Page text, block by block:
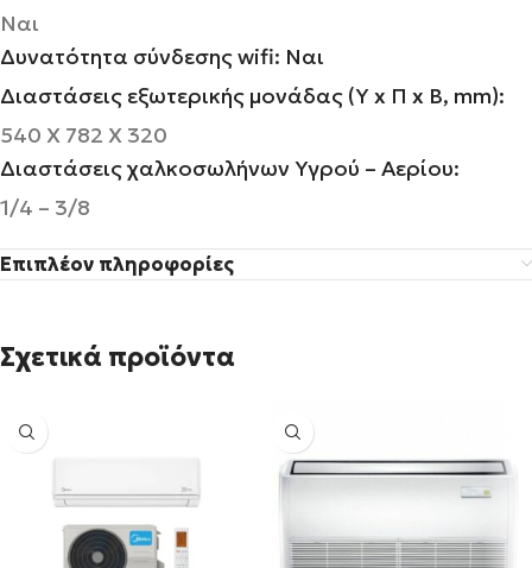
Ναι
Δυνατότητα σύνδεσης wifi: Ναι
Διαστάσεις εξωτερικής μονάδας (Υ x Π x Β, mm):
540 Χ 782 Χ 320
Διαστάσεις χαλκοσωλήνων Υγρού – Αερίου:
1/4 – 3/8
Επιπλέον πληροφορίες
Σχετικά προϊόντα